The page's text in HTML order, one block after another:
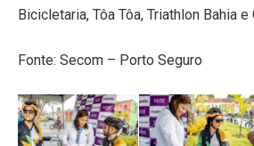
Bicicletaria, Tôa Tôa, Triathlon Bahia e
Fonte: Secom – Porto Seguro